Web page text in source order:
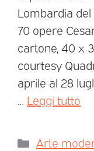
Lombardia
70 opere
cartone, 40 x
courtesy
aprile al 28
… Leggi tutto
Arte